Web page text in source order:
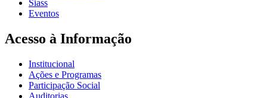
Siass
Eventos
Acesso à Informação
Institucional
Ações e Programas
Participação Social
Auditorias